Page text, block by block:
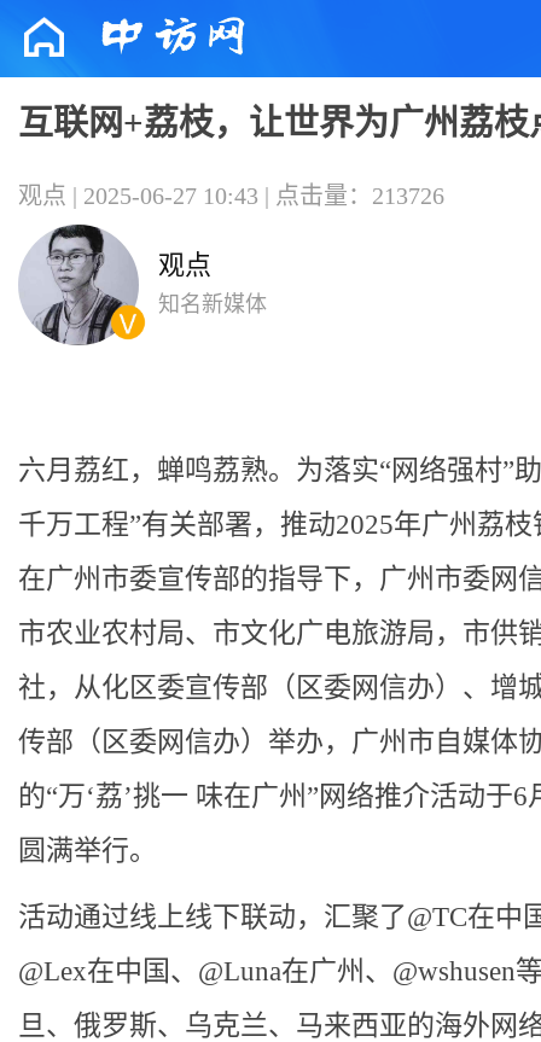
互联网+荔枝，让世界为广州荔枝
观点 | 2025-06-27 10:43 | 点击量：213726
观点
知名新媒体
六月荔红，蝉鸣荔熟。为落实“网络强村”
千万工程”有关部署，推动2025年广州荔枝
在广州市委宣传部的指导下，广州市委网
市农业农村局、市文化广电旅游局，市供
社，从化区委宣传部（区委网信办）、增
传部（区委网信办）举办，广州市自媒体
的“万‘荔’挑一 味在广州”网络推介活动于6
圆满举行。
活动通过线上线下联动，汇聚了@TC在中
@Lex在中国、@Luna在广州、@wshusen
旦、俄罗斯、乌克兰、马来西亚的海外网